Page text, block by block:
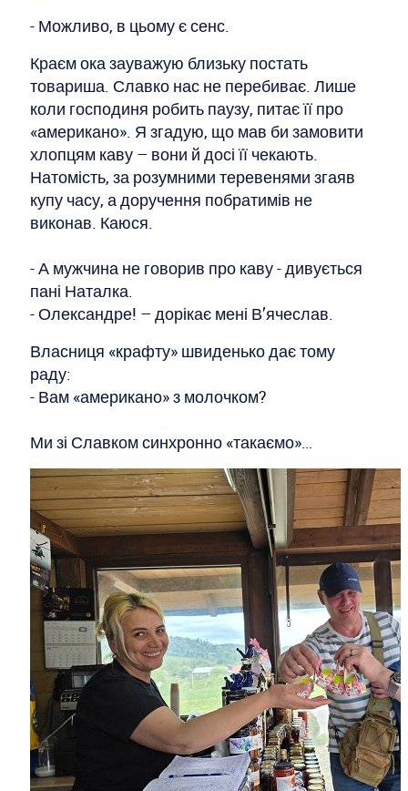
- Можливо, в цьому є сенс.
Краєм ока зауважую близьку постать
товариша. Славко нас не перебиває. Лише
коли господиня робить паузу, питає її про
«американо». Я згадую, що мав би замовити
хлопцям каву – вони й досі її чекають.
Натомість, за розумними теревенями згаяв
купу часу, а доручення побратимів не
виконав. Каюся.
- А мужчина не говорив про каву - дивується
пані Наталка.
- Олександре! – дорікає мені В’ячеслав.
Власниця «крафту» швиденько дає тому
раду:
- Вам «американо» з молочком?
Ми зі Славком синхронно «такаємо»…